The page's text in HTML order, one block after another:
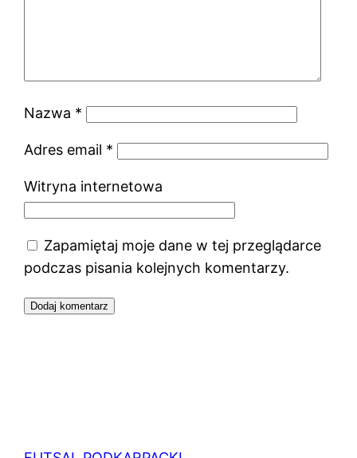
Nazwa *
Adres email *
Witryna internetowa
Zapamiętaj moje dane w tej przeglądarce
podczas pisania kolejnych komentarzy.